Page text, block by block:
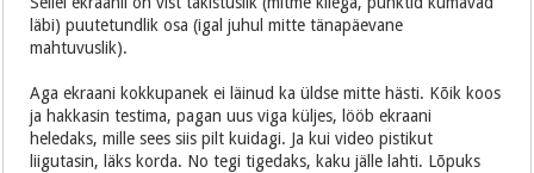
läbi) puutetundlik osa (igal juhul mitte tänapäevane
mahtuvuslik).
Aga ekraani kokkupanek ei läinud ka üldse mitte hästi. Kõik koos
ja hakkasin testima, pagan uus viga küljes, lööb ekraani
heledaks, mille sees siis pilt kuidagi. Ja kui video pistikut
liigutasin, läks korda. No tegi tigedaks, kaku jälle lahti. Lõpuks